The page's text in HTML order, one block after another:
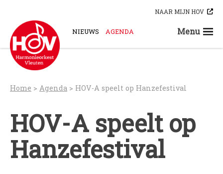
content
NAAR MIJN HOV
NIEUWS AGENDA
Menu
HOV-B
HOV-D
HOV-E
HOV-G
Home > Agenda > HOV-A speelt op Hanzefestival
HOV-A speelt op
Hanzefestival